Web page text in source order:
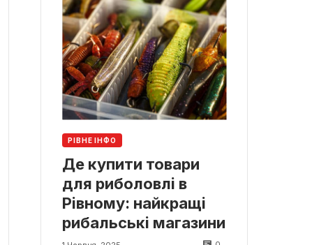
РІВНЕ ІНФО
Де купити товари
для риболовлі в
Рівному: найкращі
рибальські магазини